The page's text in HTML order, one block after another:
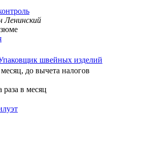
Ленинский
швейных изделий
месяц, до вычета налогов
в месяц